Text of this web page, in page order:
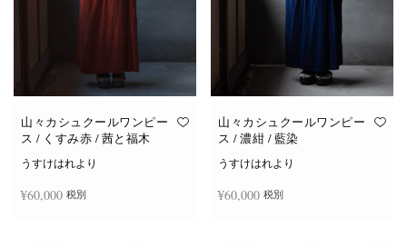
山々カシュクールワンピー
ス / くすみ赤 / 茜と福木
うすけはれより
¥60,000 税別
山々カシュクールワンピー
ス / 濃紺 / 藍染
うすけはれより
¥60,000 税別